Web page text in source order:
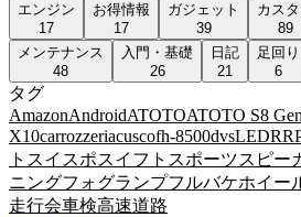
エンジン
17
お得情報
17
ガジェット
39
カス
89
メンテナンス
48
入門・基礎
26
日記
21
足回り
6
タグ
AmazonAndroidATOTOATOTO S8
X10carrozzeriacuscofh-8500dvsLED
ト スイスポスイフトスポーツスピー
ニングフォグランプフルバケホイー
走行会車検高速道路